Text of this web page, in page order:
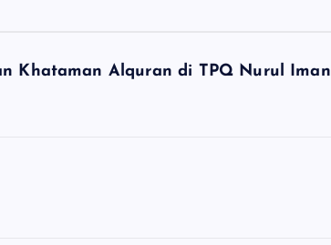
Khataman Alquran di TPQ Nurul Iman